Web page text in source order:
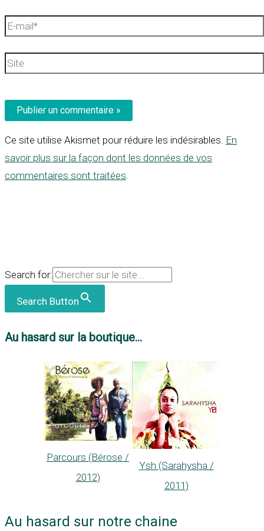
E-
Site
Ce site utilise Akismet pour réduire les indésirables. En
savoir plus sur la façon dont les données de vos
commentaires sont traitées.
Search for:
Search Button
Au hasard sur la boutique...
Parcours (Bérose /
2012)
Ysh (Sarahysha /
2011)
Au hasard sur notre chaine